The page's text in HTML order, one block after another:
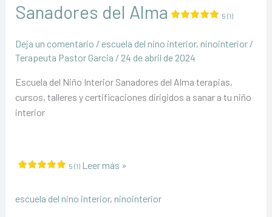
Sanadores del Alma
5 (1)
Deja un comentario / escuela del nino interior, ninointerior/
Terapeuta Pastor Garcia / 24 de abril de 2024
Escuela del Niño Interior Sanadores del Alma terapias,
cursos, talleres y certificaciones dirigidos a sanar a tu niño
interior
del
Interior
5 (1)Leer más »
escuela del nino interior, ninointerior